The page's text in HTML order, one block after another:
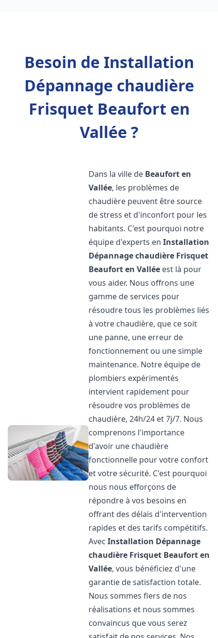
Besoin de Installation
Dépannage chaudière
Frisquet Beaufort en
Vallée ?
Dans la ville de Beaufort en
Vallée, les problèmes de
chaudière peuvent être source
de stress et d'inconfort pour les
habitants. C'est pourquoi notre
équipe d'experts enInstallation
Dépannage chaudière Frisquet
Beaufort en Vallée est là pour
vous aider. Nous offrons une
gamme de services pour
résoudre tous les problèmes liés
à votre chaudière, que ce soit
une panne, une erreur de
fonctionnement ou une simple
maintenance. Notre équipe de
plombiers expérimentés
intervient rapidement pour
résoudre vos problèmes de
chaudière, 24h/24 et 7j/7. Nous
comprenons l'importance
d'avoir une chaudière
fonctionnelle pour votre confort
et votre sécurité. C'est pourquoi
nous nous efforçons de
répondre à vos besoins en
offrant des délais d'intervention
rapides et des tarifs compétitifs.
AvecInstallation Dépannage
chaudière Frisquet Beaufort en
Vallée, vous bénéficiez d'une
garantie de satisfaction totale.
Nous sommes fiers de nos
réalisations et nous sommes
convaincus que vous serez